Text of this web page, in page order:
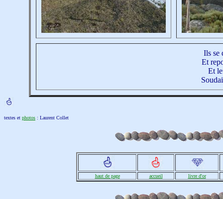
Ils se
Et
Et
textes et photos : Laurent Collet
haut de page accueil livre d'or